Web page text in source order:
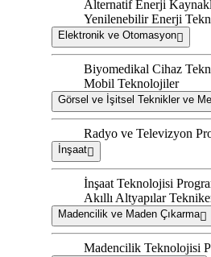
Alternatif Enerji
Yenilenebilir Enerji
Elektronik ve Otomasyon
Biyomedikal Cihaz
Mobil Teknolojiler
Görsel ve İşitsel Teknikler ve
Radyo ve Televizyon
İnşaat
İnşaat Teknolojisi
Akıllı Altyapılar
Madencilik ve Maden Çıkarma
Madencilik Teknolojisi